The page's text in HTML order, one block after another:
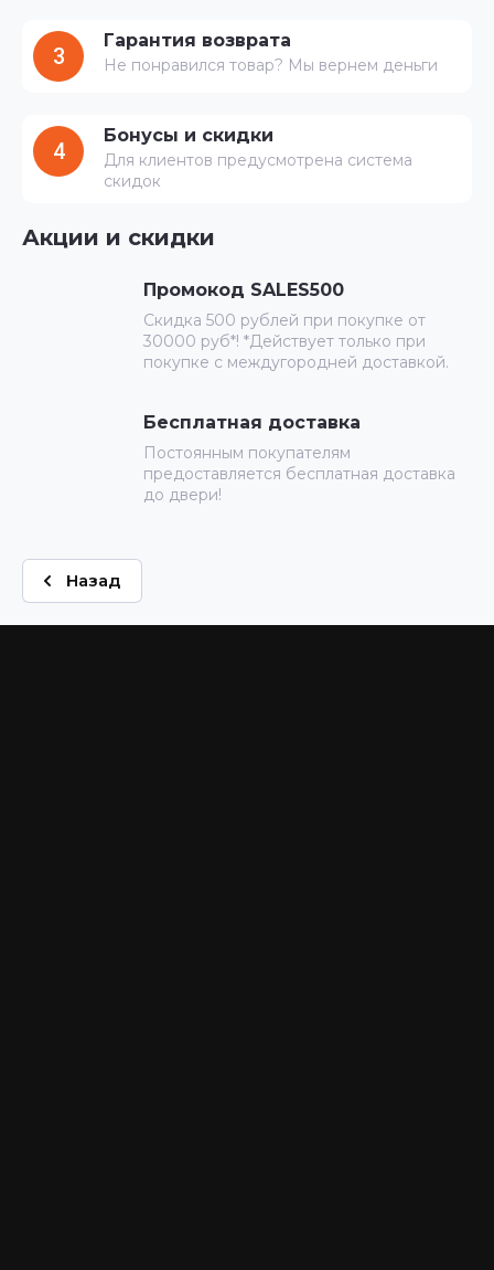
3
Гарантия возврата
Не понравился товар? Мы вернем деньги
4
Бонусы и скидки
Для клиентов предусмотрена система
скидок
Акции и скидки
Промокод SALES500
Скидка 500 рублей при покупке от
30000 руб*! *Действует только при
покупке с междугородней доставкой.
Бесплатная доставка
Постоянным покупателям
предоставляется бесплатная доставка
до двери!
Назад